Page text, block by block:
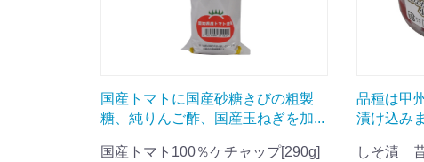
国産トマトに国産砂糖きびの粗製
糖、純りんご酢、国産玉ねぎを加...
国産トマト100％ケチャップ[290g]
品種は甲
漬け込み
しそ漬